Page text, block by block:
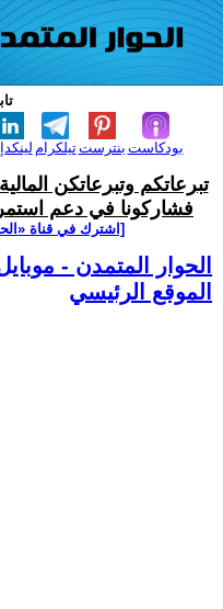
تيلكرامبنترست بودكاست
تبرعاتكم وتبرعاتكن
فشاركونا في دعم
[اشترك في قناة
الحوار المتمدن -
الموقع الرئيسي